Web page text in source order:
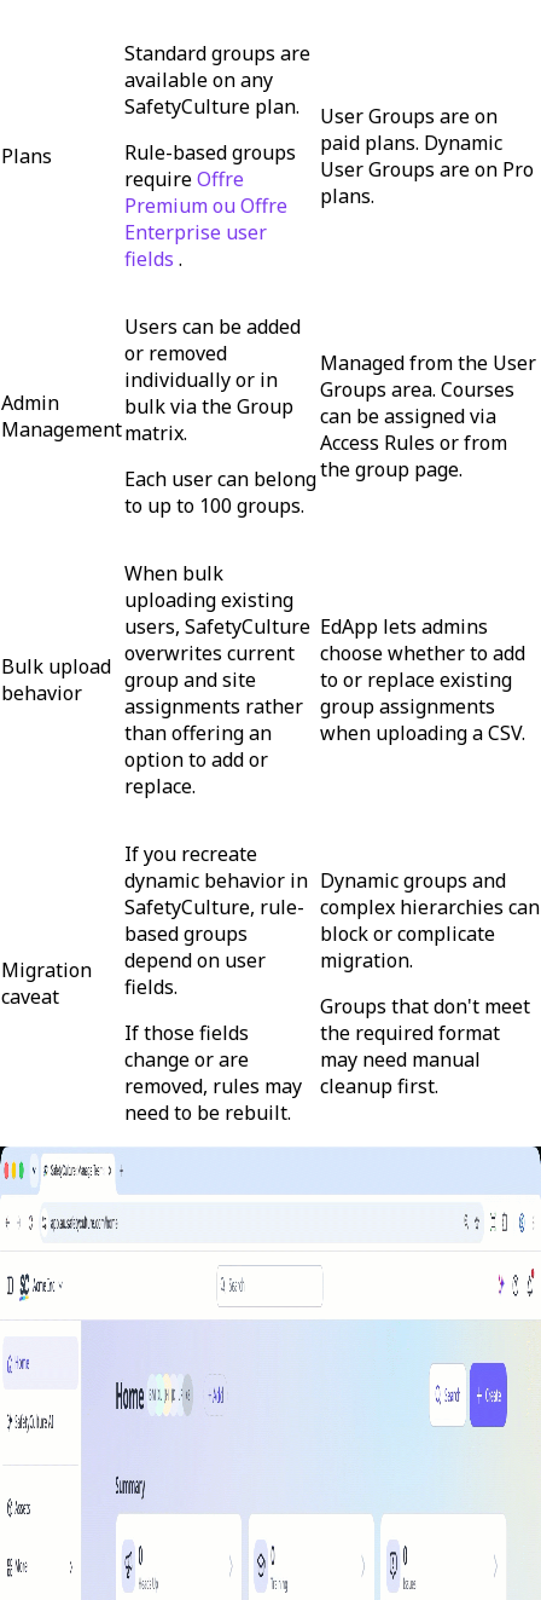
Plans
Standard groups are
available on any
SafetyCulture plan.
Rule-based groups
requireOffre
Premium ou Offre
Enterprise user
fields .
User Groups are on
paid plans. Dynamic
User Groups are on Pro
plans.
Admin
Management
Users can be added
or removed
individually or in
bulk via the Group
matrix.
Each user can belong
to up to 100 groups.
Managed from the User
Groups area. Courses
can be assigned via
Access Rules or from
the group page.
Bulk upload
behavior
When bulk
uploading existing
users, SafetyCulture
overwrites current
group and site
assignments rather
than offering an
option to add or
replace.
EdApp lets admins
choose whether to add
to or replace existing
group assignments
when uploading a CSV.
Migration
caveat
If you recreate
dynamic behavior in
SafetyCulture, rule-
based groups
depend on user
fields.
If those fields
change or are
removed, rules may
need to be rebuilt.
Dynamic groups and
complex hierarchies can
block or complicate
migration.
Groups that don't meet
the required format
may need manual
cleanup first.